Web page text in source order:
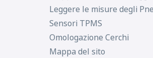
Leggere le misure degli
Sensori TPMS
Omologazione Cerchi
Mappa del sito